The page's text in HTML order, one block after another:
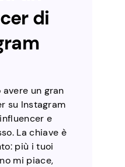
di
avere un gran
su Instagram
e
La chiave è
più i tuoi
mi piace,